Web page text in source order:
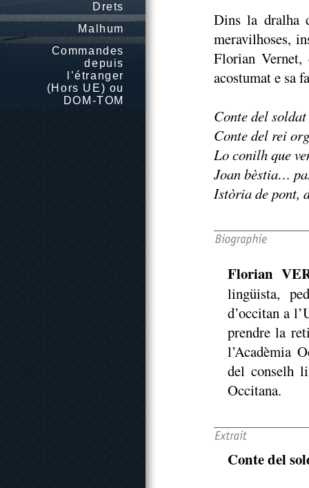
Drets
Malhum
Commandes
depuis
l’étranger
(Hors UE) ou
DOM-TOM
Dins la dralha
meravilhoses,
Florian Vernet,
acostumat e sa
Conte del
Conte del rei
Lo conilh que
Joan bèstia…
Istòria de pont,
Florian
lingüista,
d’occitan a
prendre la
l’Acadèmia
del conselh
Occitana.
Conte del